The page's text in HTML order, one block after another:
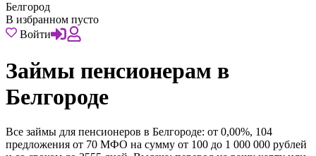
Белгород
В избранном пусто
Войти
Займы пенсионерам в
Белгороде
Все займы для пенсионеров в Белгороде: от 0,00%, 104
предложения от 70 МФО на сумму от 100 до 1 000 000 рублей